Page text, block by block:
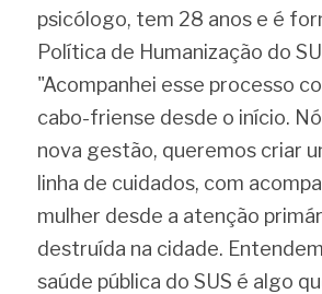
psicólogo, tem 28 anos e é
Política de Humanização do
"Acompanhei esse processo
cabo-friense desde o início.
nova gestão, queremos criar
linha de cuidados, com
mulher desde a atenção
destruída na cidade.
saúde pública do SUS é algo